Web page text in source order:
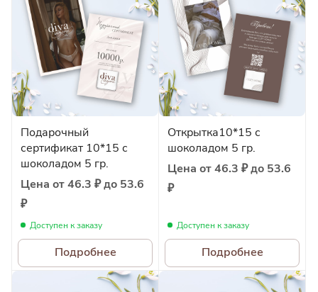
Подарочный
сертификат 10*15 с
шоколадом 5 гр.
Цена от 46.3 ₽ до 53.6
₽
Доступен к заказу
Подробнее
Открытка10*15 с
шоколадом 5 гр.
Цена от 46.3 ₽ до 53.6
₽
Доступен к заказу
Подробнее